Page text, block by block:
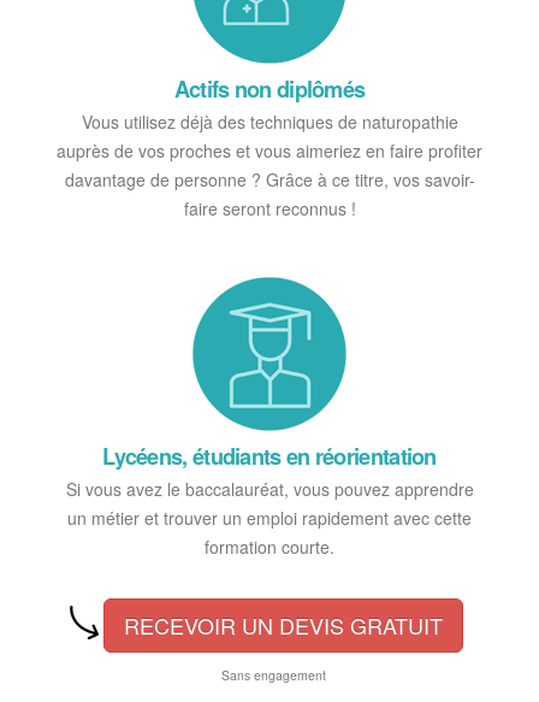
Actifs non diplômés
Vous utilisez déjà des techniques de naturopathie
auprès de vos proches et vous aimeriez en faire profiter
davantage de personne ? Grâce à ce titre, vos savoir-
faire seront reconnus !
Lycéens, étudiants en réorientation
Si vous avez le baccalauréat, vous pouvez apprendre
un métier et trouver un emploi rapidement avec cette
formation courte.
RECEVOIR UN DEVIS GRATUIT
Sans engagement